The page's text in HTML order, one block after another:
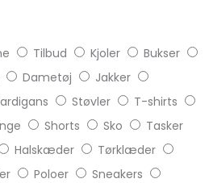
Tilbud Kjoler
Bukser
Dametøj
Jakker
Støvler
T-shirts
Shorts Sko
Tasker
Halskæder
Tørklæder
Poloer
Sneakers